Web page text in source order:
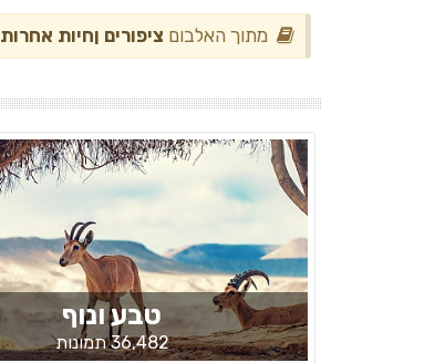
מתוך האלבום ציפורים ןחיות אחרות
טבע ונוף
36,482 תמונות